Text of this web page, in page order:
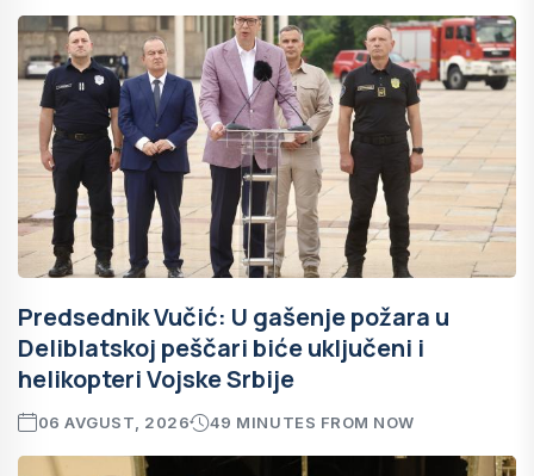
Predsednik Vučić: U gašenje požara u
Deliblatskoj peščari biće uključeni i
helikopteri Vojske Srbije
06 AVGUST, 2026 49 MINUTES FROM NOW